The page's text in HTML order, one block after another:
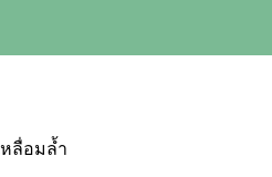
ลื่อมล้ำ